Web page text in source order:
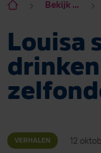
Bekijk hier alle onderwerpen
Louisa
VERHALEN 12